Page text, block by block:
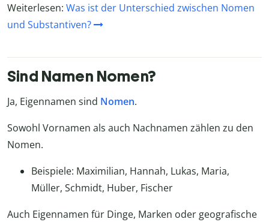
Weiterlesen: Was ist der Unterschied zwischen Nomen
und Substantiven?
Sind Namen Nomen?
Ja, Eigennamen sind Nomen.
Sowohl Vornamen als auch Nachnamen zählen zu den
Nomen.
Beispiele: Maximilian, Hannah, Lukas, Maria,
Müller, Schmidt, Huber, Fischer
Auch Eigennamen für Dinge, Marken oder geografische